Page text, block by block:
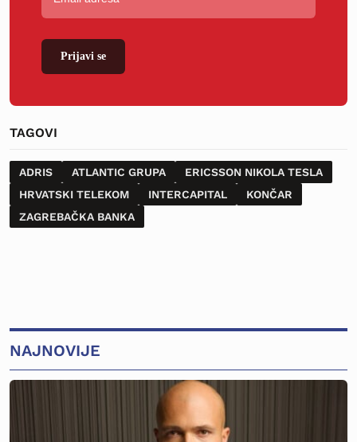
Prijavi se
TAGOVI
ADRIS ATLANTIC GRUPA
ERICSSON NIKOLA TESLA
HRVATSKI TELEKOM
INTERCAPITAL
KONČAR
ZAGREBAČKA BANKA
NAJNOVIJE